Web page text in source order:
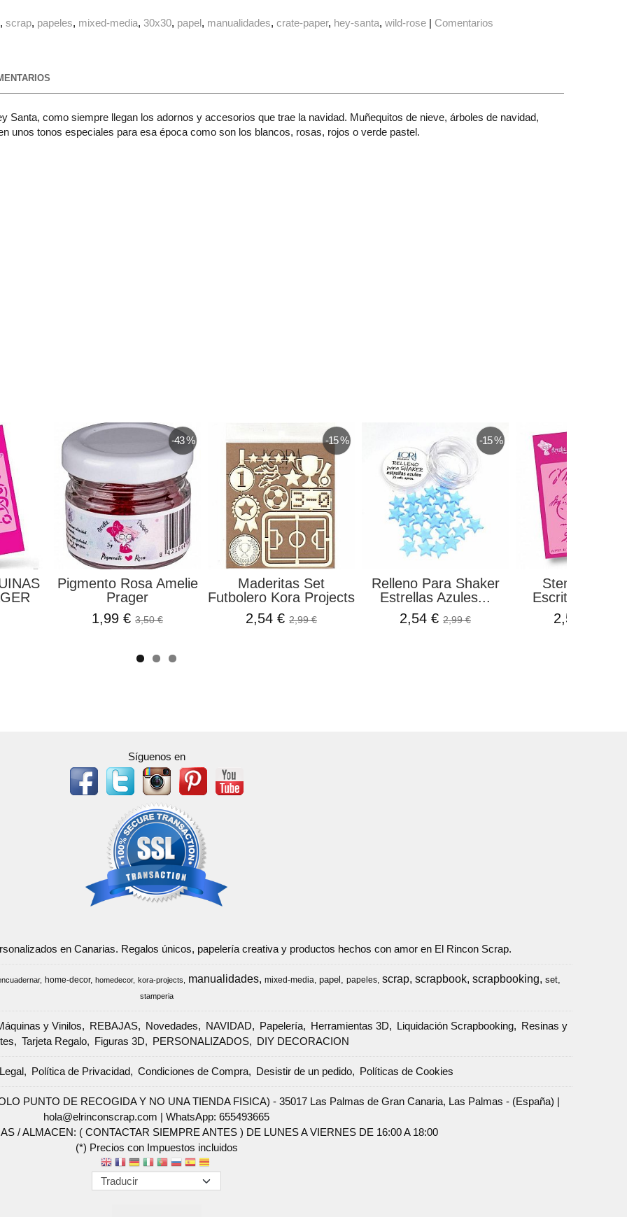
scrap papeles mixed-media 30x30 papel manualidades crate-paper hey-santa wild-rose | Comentarios
Santa, como siempre llegan los adornos y accesorios que trae la navidad. Muñequitos de nieve, árboles de navidad,
unos tonos especiales para esa época como son los blancos, rosas, rojos o verde pastel.
-43 %
Pigmento Rosa Amelie
Prager
1,99 €3,50 €
-15 %
Maderitas Set
Futbolero Kora Projects
2,54 €2,99 €
-15 %
Relleno Para Shaker
Estrellas Azules...
2,54 €2,99 €
Stencil
Escritura
2,50 €
Síguenos en
en Canarias. Regalos únicos, papelería creativa y productos hechos con amor en El Rincon Scrap.
home-decor homedecor kora-projects manualidades mixed-media papel papeles scrap scrapbook scrapbooking set
stamperia
y Vinilos REBAJAS Novedades NAVIDAD Papelería Herramientas 3D Liquidación Scrapbooking
Resinas y
Tarjeta Regalo Figuras 3D PERSONALIZADOS DIY DECORACION
Política de Privacidad Condiciones de Compra Desistir de un pedido Políticas de Cookies
PUNTO DE RECOGIDA Y NO UNA TIENDA FISICA) - 35017 Las Palmas de Gran Canaria, Las Palmas - (España) |
hola@elrinconscrap.com |WhatsApp: 655493665
/ ALMACEN: ( CONTACTAR SIEMPRE ANTES ) DE LUNES A VIERNES DE 16:00 A 18:00
(*) Precios con Impuestos incluidos